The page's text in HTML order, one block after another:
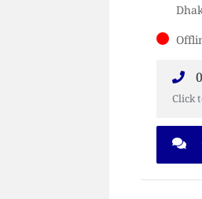
Click